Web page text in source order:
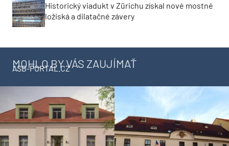
Historický viadukt v Zürichu získal nové mostné
ložiská a dilatačné závery
MOHLO BY VÁS ZAUJÍMAŤ
ASB-PORTAL.CZ